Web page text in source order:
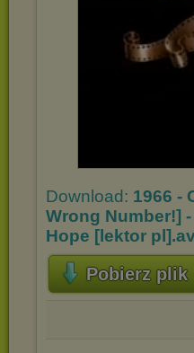
Download: 1966 -
Wrong Number!]
Hope [lektor
Pobierz plik